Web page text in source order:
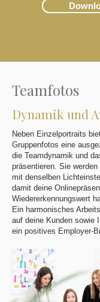
Teamfotos
Dynamik und
Neben Einzelportraits
Gruppenfotos eine
die Teamdynamik und
präsentieren. Sie
mit denselben
damit deine
Wiedererkennungswert
Ein harmonisches
auf deine Kunden sowie
ein positives Employer-